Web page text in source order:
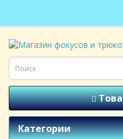
Категории